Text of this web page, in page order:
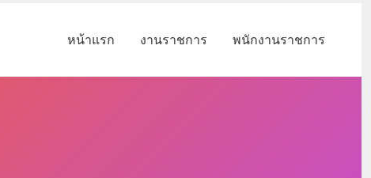
หน้าแรก งานราชการ พนักงานราชการ